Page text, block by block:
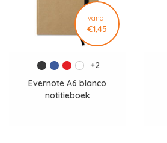
vanaf
€1,45
+2
Evernote A6 blanco
notitieboek